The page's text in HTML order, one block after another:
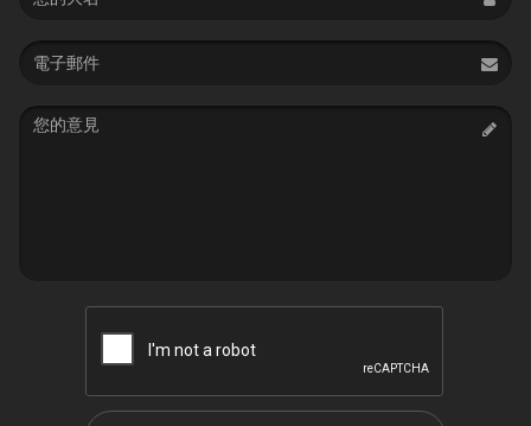
Email
address
Message